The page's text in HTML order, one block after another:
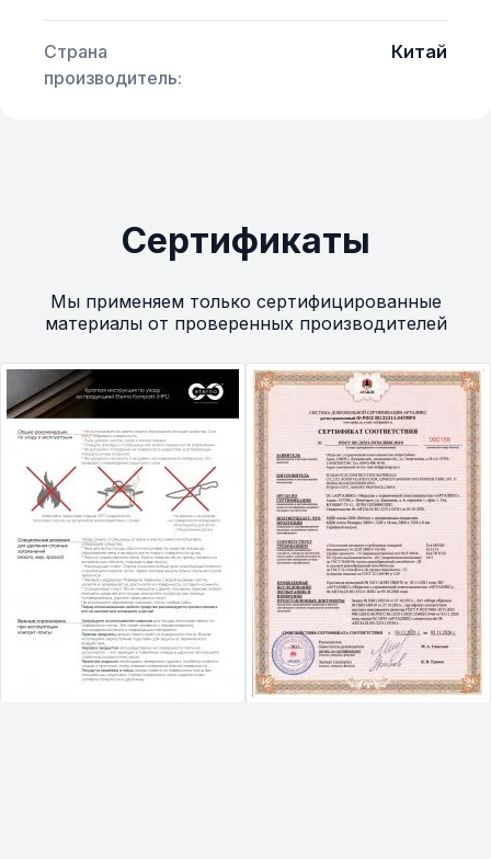
Страна
производитель:
Китай
Сертификаты
Мы применяем только сертифицированные
материалы от проверенных производителей